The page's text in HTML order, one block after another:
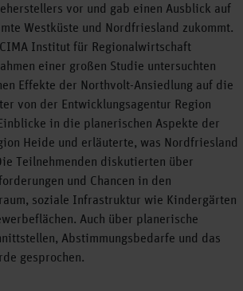
vor und gab einen Ausblick auf
Westküste und Nordfriesland zukommt.
Institut für Regionalwirtschaft
einer großen Studie untersuchten
Effekte der Northvolt-Ansiedlung auf die
von der Entwicklungsagentur Region
in die planerischen Aspekte der
Heide und erläuterte, was Nordfriesland
Teilnehmenden diskutierten über
und Chancen in den
soziale Infrastruktur wie Kindergärten
Auch über planerische
Abstimmungsbedarfe und das
gesprochen.